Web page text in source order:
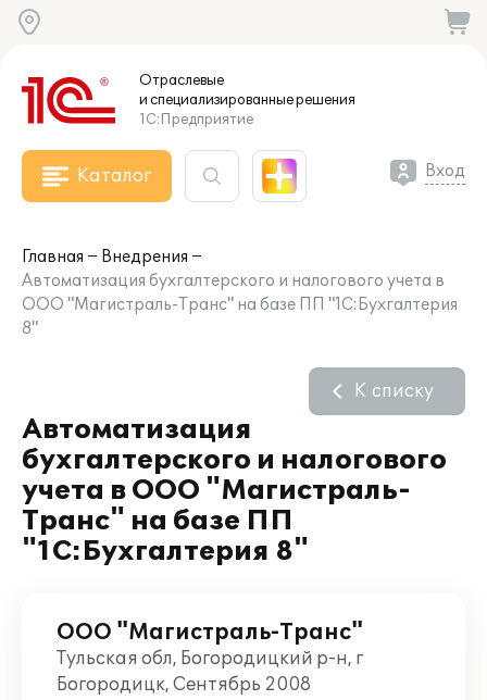
Отраслевые
и специализированныерешения
1С:Предприятие
Каталог Вход
Главная
Внедрения
Автоматизация бухгалтерского и налогового учета в
ООО "Магистраль-Транс" на базе ПП "1С:Бухгалтерия
8"
Автоматизация
бухгалтерского и налогового
учета в ООО "Магистраль-
Транс" на базе ПП
"1С:Бухгалтерия 8"
К списку
ООО "Магистраль-Транс"
Тульская обл, Богородицкий р-н, г
Богородицк, Сентябрь 2008